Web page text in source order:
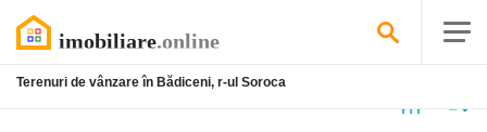
Terenuri de vânzare în Bădiceni, r-ul Soroca